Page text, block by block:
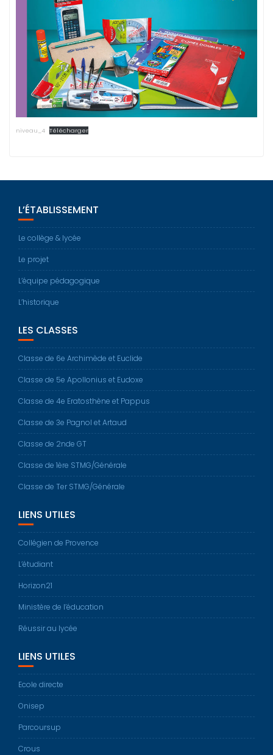
niveau_4 Télécharger
L’ÉTABLISSEMENT
Le collège & lycée
Le projet
L’équipe pédagogique
L’historique
LES CLASSES
Classe de 6e Archimède et Euclide
Classe de 5e Apollonius et Eudoxe
Classe de 4e Eratosthène et Pappus
Classe de 3e Pagnol et Artaud
Classe de 2nde GT
Classe de 1ère STMG/Générale
Classe de Ter STMG/Générale
LIENS UTILES
Collégien de Provence
L’étudiant
Horizon21
Ministère de l’éducation
Réussir au lycée
LIENS UTILES
Ecole directe
Onisep
Parcoursup
Crous